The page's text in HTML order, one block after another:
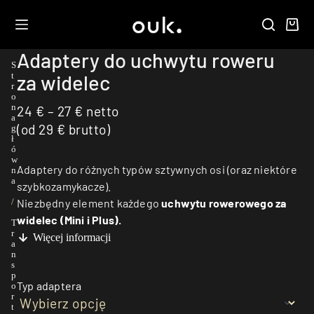
S
t
r
o
n
a
g
ł
ó
w
n
a
/
T
r
a
n
s
p
o
r
t
Adaptery do uchwytu roweru
za widelec
24 € – 27 € netto
(od 29 € brutto)
Adaptery do różnych typów sztywnych osi (oraz niektóre
szybkozamykacze).
Niezbędny element każdegouchwytu rowerowego za
widelec (Mini i Plus).
Więcej informacji
Typ adaptera